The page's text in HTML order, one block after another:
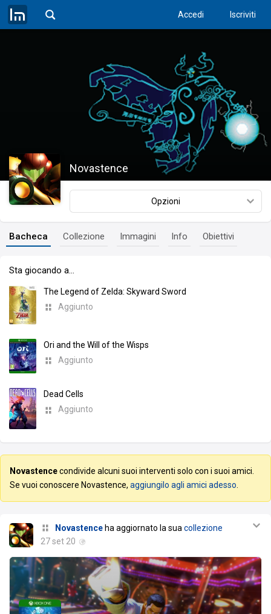
Accedi Iscriviti
Novastence
Opzioni
Bacheca Collezione Immagini Info Obiettivi
Sta giocando a…
The Legend of Zelda: Skyward Sword
Aggiunto
Ori and the Will of the Wisps
Aggiunto
Dead Cells
Aggiunto
Novastencecondivide alcuni suoi interventi solo con i suoi amici.
Se vuoi conoscere Novastence, aggiungilo agli amici adesso
Novastence ha aggiornato la sua collezione
27 set 20